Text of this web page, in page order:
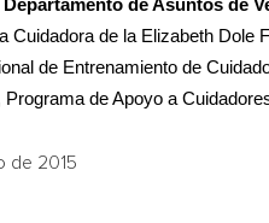
de Asuntos de
Cuidadora de la Elizabeth Dole
de Entrenamiento de
de Apoyo a
de 2015